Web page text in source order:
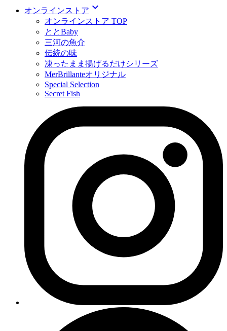
オンラインストア expand_more
オンラインストア TOP
ととBaby
三河の魚介
伝統の味
凍ったまま揚げるだけシリーズ
MerBrillanteオリジナル
Special Selection
Secret Fish